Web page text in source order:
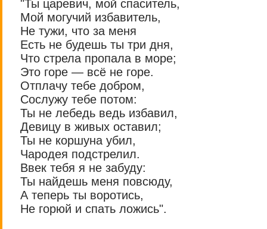
"Ты царевич, мой спаситель,
Мой могучий избавитель,
Не тужи, что за меня
Есть не будешь ты три дня,
Что стрела пропала в море;
Это горе — всё не горе.
Отплачу тебе добром,
Сослужу тебе потом:
Ты не лебедь ведь избавил,
Девицу в живых оставил;
Ты не коршуна убил,
Чародея подстрелил.
Ввек тебя я не забуду:
Ты найдешь меня повсюду,
А теперь ты воротись,
Не горюй и спать ложись".